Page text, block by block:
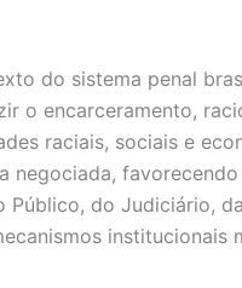
do sistema penal
o encarceramento,
raciais, sociais e
do Judiciário,